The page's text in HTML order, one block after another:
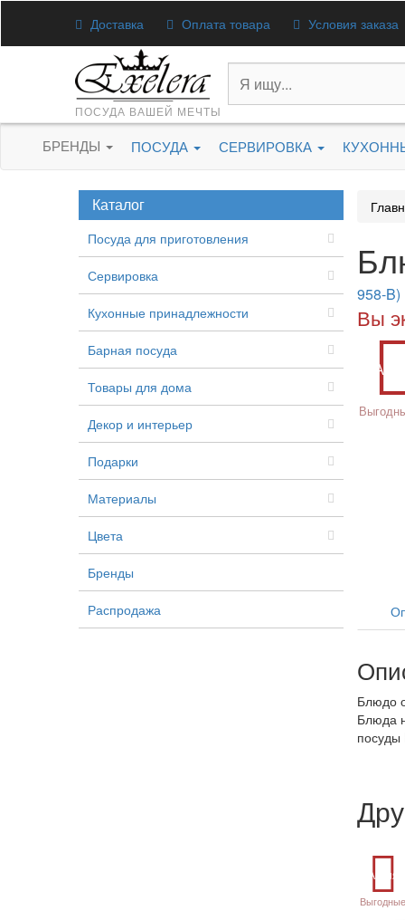
Доставка Оплата товара Условия заказа
ПОСУДА ВАШЕЙ МЕЧТЫ
БРЕНДЫ ПОСУДА СЕРВИРОВКА
Каталог
Посуда для приготовления
Сервировка
Кухонные принадлежности
Барная посуда
Товары для дома
Декор и интерьер
Подарки
Материалы
Цвета
Бренды
Распродажа
958-B)
Вы
Блюдо
Блюда
посуды
Акция